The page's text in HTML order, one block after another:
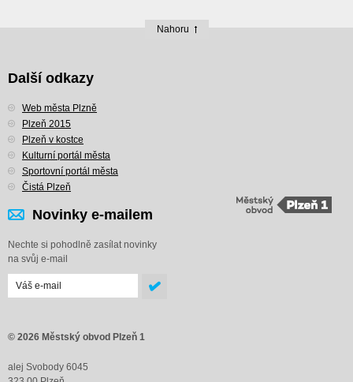
Nahoru
Další odkazy
Web města Plzně
Plzeň 2015
Plzeň v kostce
Kulturní portál města
Sportovní portál města
Čistá Plzeň
Novinky e-mailem
Nechte si pohodlně zasílat novinky
na svůj e-mail
© 2026 Městský obvod Plzeň 1
alej Svobody 6045